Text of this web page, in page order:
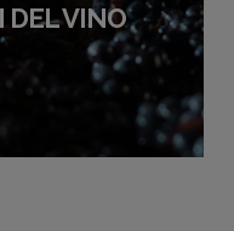
DEL VINO